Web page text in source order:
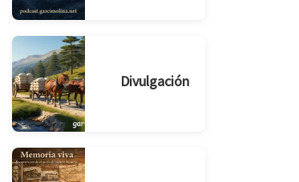
Divulgación